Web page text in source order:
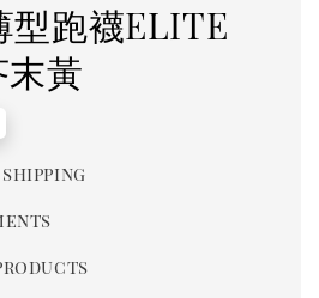
跑襪ELITE
黃